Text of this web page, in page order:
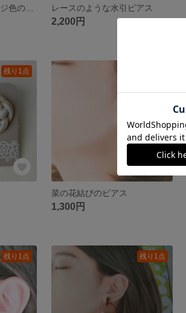
レースのような水引ピアス
2,200円
残り1点
菜の花結びのピアス
1,300円
残り1点 残り1点